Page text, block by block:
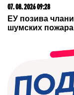
Šta dete
treba da znate o